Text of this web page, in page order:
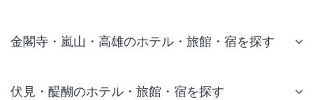
金閣寺・嵐山・高雄のホテル・旅館・宿を探す
伏見・醍醐のホテル・旅館・宿を探す